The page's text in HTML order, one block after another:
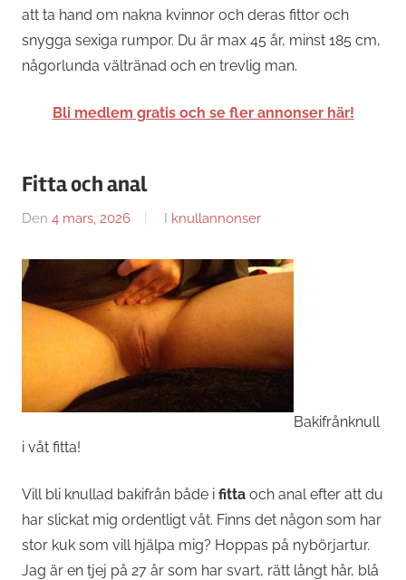
att ta hand om nakna kvinnor och deras fittor och
snygga sexiga rumpor. Du är max 45 år, minst 185 cm,
någorlunda vältränad och en trevlig man.
Bli medlem gratis och se fler annonser här!
Fitta och anal
Den 4 mars, 2026
Av
I knullannonser
Bakifrånknull
i våt fitta!
Vill bli knullad bakifrån både i fitta och anal efter att du
har slickat mig ordentligt våt. Finns det någon som har
stor kuk som vill hjälpa mig? Hoppas på nybörjartur.
Jag är en tjej på 27 år som har svart, rätt långt hår, blå